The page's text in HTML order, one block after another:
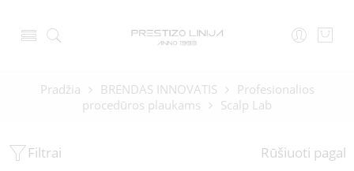
Pradžia BRENDAS INNOVATIS
Profesionalios
procedūros plaukams
Scalp Lab
Filtrai Rūšiuoti pagal